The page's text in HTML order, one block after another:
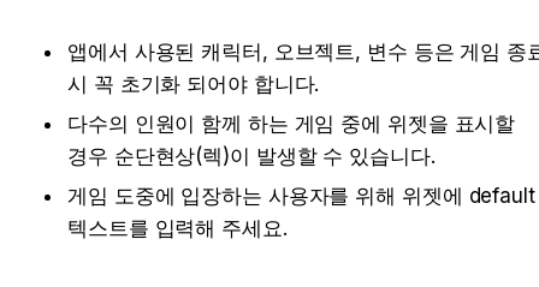
앱에서 사용된 캐릭터, 오브젝트, 변수 등은 게임 종
시 꼭 초기화 되어야 합니다.
다수의 인원이 함께 하는 게임 중에 위젯을 표시할
경우 순단현상(렉)이 발생할 수 있습니다.
게임 도중에 입장하는 사용자를 위해 위젯에 default
텍스트를 입력해 주세요.